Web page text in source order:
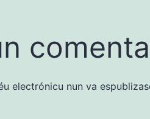
electrónicu nun va